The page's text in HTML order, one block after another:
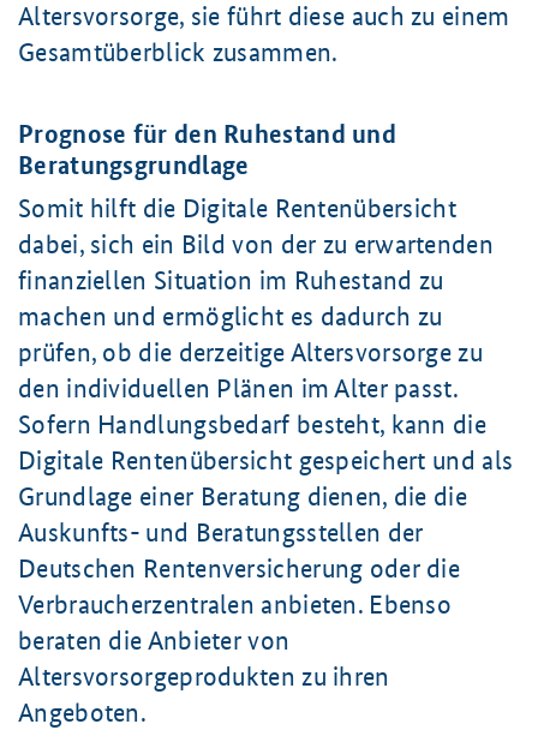
Altersvorsorge, sie führt diese auch zu einem
Gesamtüberblick zusammen.
Prognose für den Ruhestand und
Beratungsgrundlage
Somit hilft die Digitale Rentenübersicht
dabei, sich ein Bild von der zu erwartenden
finanziellen Situation im Ruhestand zu
machen und ermöglicht es dadurch zu
prüfen, ob die derzeitige Altersvorsorge zu
den individuellen Plänen im Alter passt.
Sofern Handlungsbedarf besteht, kann die
Digitale Rentenübersicht gespeichert und als
Grundlage einer Beratung dienen, die die
Auskunfts- und Beratungsstellen der
Deutschen Rentenversicherung oder die
Verbraucherzentralen anbieten. Ebenso
beraten die Anbieter von
Altersvorsorgeprodukten zu ihren
Angeboten.